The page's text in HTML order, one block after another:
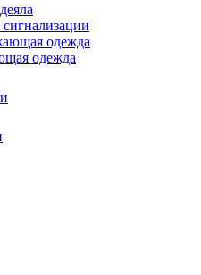
одежда